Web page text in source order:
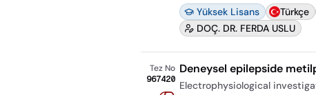
Yüksek Lisans Türkçe
DOÇ. DR. FERDA USLU
Tez No
967420
Deneysel epilepside
Electrophysiological